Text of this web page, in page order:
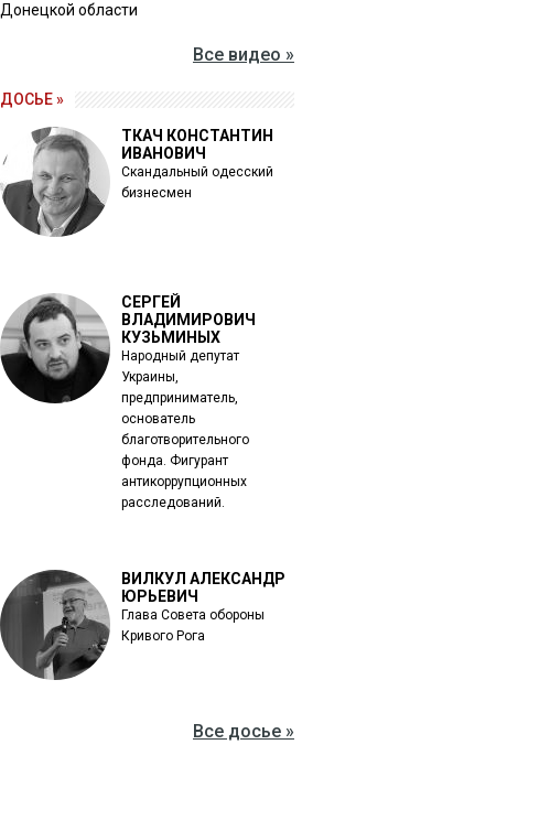
Донецкой области
Все видео »
ДОСЬЕ »
ТКАЧ КОНСТАНТИН
ИВАНОВИЧ
Скандальный одесский
бизнесмен
СЕРГЕЙ
ВЛАДИМИРОВИЧ
КУЗЬМИНЫХ
Народный депутат
Украины,
предприниматель,
основатель
благотворительного
фонда. Фигурант
антикоррупционных
расследований.
ВИЛКУЛ АЛЕКСАНДР
ЮРЬЕВИЧ
Глава Совета обороны
Кривого Рога
Все досье »